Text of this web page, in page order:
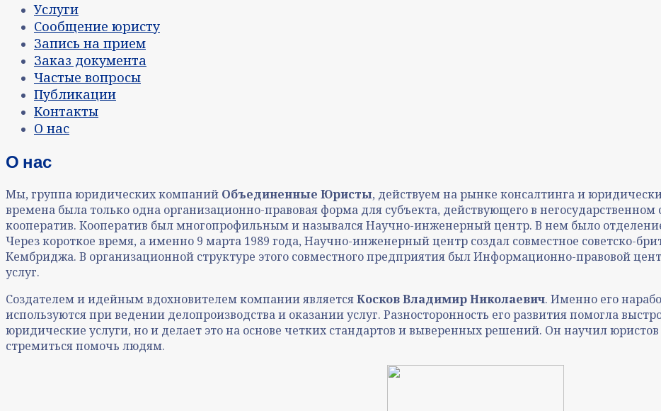
Услуги
Сообщение юристу
Запись на прием
Заказ документа
Частые вопросы
Публикации
Контакты
О нас
О нас
Мы, группа юридических компаний Объединенные Юристы, действуем на рынке консалтинга и
времена была только одна организационно-правовая форма для субъекта, действующего в
кооператив. Кооператив был многопрофильным и назывался Научно-инженерный центр. В нем было
Через короткое время, а именно 9 марта 1989 года, Научно-инженерный центр создал совместное советско-
Кембриджа. В организационной структуре этого совместного предприятия был Информационно-правовой
услуг.
Создателем и идейным вдохновителем компании являетсяКосков Владимир Николаевич. Именно его
используются при ведении делопроизводства и оказании услуг. Разносторонность его развития помогла
юридические услуги, но и делает это на основе четких стандартов и выверенных решений. Он научил юристов
стремиться помочь людям.